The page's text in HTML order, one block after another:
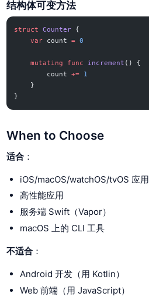
结构体可变方法
struct Counter {
    var
count = 0
    mutating
func increment () {
        count
+= 1
    }
}
When to Choose
适合 ：
iOS/macOS/watchOS/tvOS 应用
高性能应用
服务端 Swift（Vapor）
macOS 上的 CLI 工具
不适合 ：
Android 开发（用 Kotlin）
Web 前端（用 JavaScript）